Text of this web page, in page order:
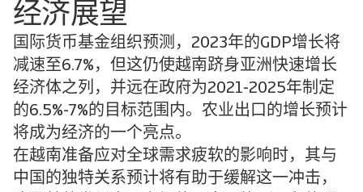
经济展望
国际货币基金组织预测，2023年的GDP增长将
减速至6.7%，但这仍使越南跻身亚洲快速增长
经济体之列，并远在政府为2021-2025年制定
的6.5%-7%的目标范围内。农业出口的增长预计
将成为经济的一个亮点。
在越南准备应对全球需求疲软的影响时，其与
中国的独特关系预计将有助于缓解这一冲击，